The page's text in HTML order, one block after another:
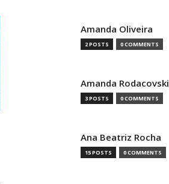
Amanda Oliveira
2 POSTS 0 COMMENTS
Amanda Rodacovski
3 POSTS 0 COMMENTS
Ana Beatriz Rocha
15 POSTS 0 COMMENTS